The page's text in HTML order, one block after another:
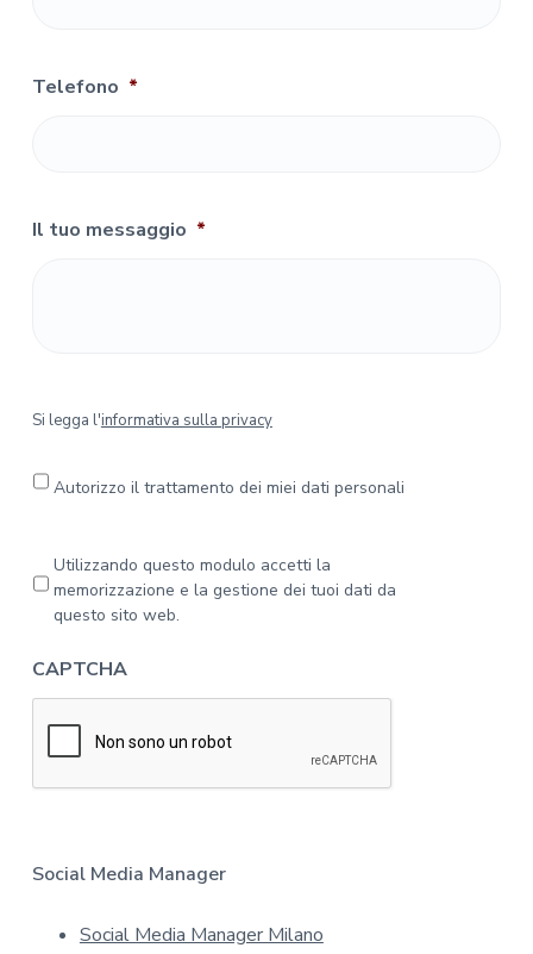
Telefono *
Il tuo messaggio *
S
e
l
f
o
t
a
Si legga l'informativa sulla privacy
Autorizzo il trattamento dei miei dati personali
r
c
y
*
Utilizzando questo modulo accetti la
memorizzazione e la gestione dei tuoi dati da
questo sito web.
CAPTCHA
Social Media Manager
Social Media Manager Milano